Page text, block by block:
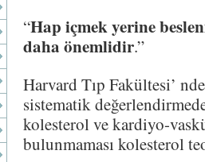
“Hap içmek yerine
daha önemlidir.”
Harvard Tıp Fakültesi’
sistematik
kolesterol ve kardiyo-
bulunmaması kolesterol